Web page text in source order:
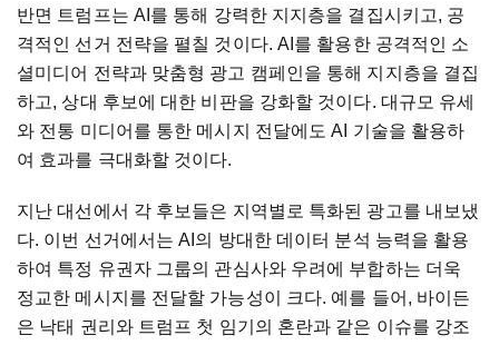
반면 트럼프는 AI를 통해 강력한 지지층을 결집시키고, 공
격적인 선거 전략을 펼칠 것이다. AI를 활용한 공격적인 소
셜미디어 전략과 맞춤형 광고 캠페인을 통해 지지층을 결집
하고, 상대 후보에 대한 비판을 강화할 것이다. 대규모 유세
와 전통 미디어를 통한 메시지 전달에도 AI 기술을 활용하
여 효과를 극대화할 것이다.
지난 대선에서 각 후보들은 지역별로 특화된 광고를 내보냈
다. 이번 선거에서는 AI의 방대한 데이터 분석 능력을 활용
하여 특정 유권자 그룹의 관심사와 우려에 부합하는 더욱
정교한 메시지를 전달할 가능성이 크다. 예를 들어, 바이든
은 낙태 권리와 트럼프 첫 임기의 혼란과 같은 이슈를 강조